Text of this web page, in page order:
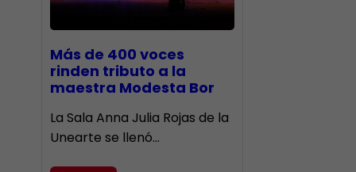
Más de 400 voces
rinden tributo a la
maestra Modesta Bor
​La Sala Anna Julia Rojas de la
Unearte se llenó…